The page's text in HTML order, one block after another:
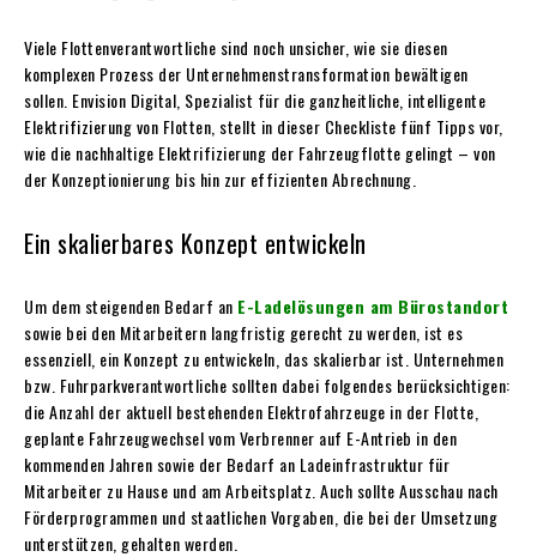
Viele Flottenverantwortliche sind noch unsicher, wie sie diesen
komplexen Prozess der Unternehmenstransformation bewältigen
sollen. Envision Digital, Spezialist für die ganzheitliche, intelligente
Elektrifizierung von Flotten, stellt in dieser Checkliste fünf Tipps vor,
wie die nachhaltige Elektrifizierung der Fahrzeugflotte gelingt – von
der Konzeptionierung bis hin zur effizienten Abrechnung.
Ein skalierbares Konzept entwickeln
Um dem steigenden Bedarf an E-Ladelösungen am Bürostandort
sowie bei den Mitarbeitern langfristig gerecht zu werden, ist es
essenziell, ein Konzept zu entwickeln, das skalierbar ist. Unternehmen
bzw. Fuhrparkverantwortliche sollten dabei folgendes berücksichtigen:
die Anzahl der aktuell bestehenden Elektrofahrzeuge in der Flotte,
geplante Fahrzeugwechsel vom Verbrenner auf E-Antrieb in den
kommenden Jahren sowie der Bedarf an Ladeinfrastruktur für
Mitarbeiter zu Hause und am Arbeitsplatz. Auch sollte Ausschau nach
Förderprogrammen und staatlichen Vorgaben, die bei der Umsetzung
unterstützen, gehalten werden.